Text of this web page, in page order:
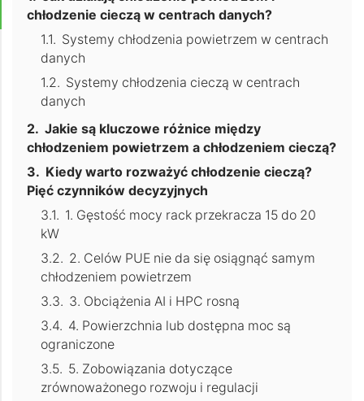
chłodzenie cieczą w centrach danych?
Systemy chłodzenia powietrzem w centrach
danych
Systemy chłodzenia cieczą w centrach
danych
Jakie są kluczowe różnice między
chłodzeniem powietrzem a chłodzeniem cieczą?
Kiedy warto rozważyć chłodzenie cieczą?
Pięć czynników decyzyjnych
1. Gęstość mocy rack przekracza 15 do 20
kW
2. Celów PUE nie da się osiągnąć samym
chłodzeniem powietrzem
3. Obciążenia AI i HPC rosną
4. Powierzchnia lub dostępna moc są
ograniczone
5. Zobowiązania dotyczące
zrównoważonego rozwoju i regulacji